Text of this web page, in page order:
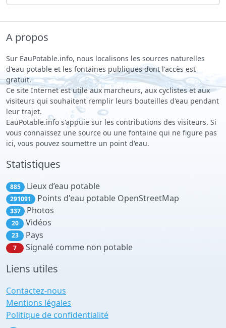
A propos
Sur EauPotable.info, nous localisons les sources naturelles
d'eau potable et les fontaines publiques dont l'accès est
gratuit.
Ce site Internet est utile aux marcheurs, aux cyclistes et aux
visiteurs qui souhaitent remplir leurs bouteilles d'eau pendant
leur trajet.
EauPotable.info s'appuie sur les contributions des visiteurs. Si
vous connaissez une source ou une fontaine qui ne figure pas
ici, vous pouvez soumettre un point d'eau.
Statistiques
885 Lieux d’eau potable
291091 Points d'eau potable OpenStreetMap
337 Photos
20 Vidéos
23 Pays
7 Signalé comme non potable
Liens utiles
Contactez-nous
Mentions légales
Politique de confidentialité